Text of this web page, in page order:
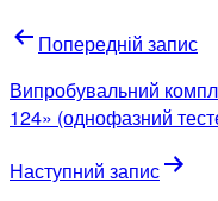
Попередній запис
Випробувальний
124» (однофазний
Наступний запис